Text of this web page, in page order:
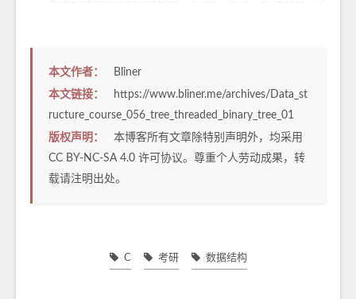
本文作者：
Bliner
本文链接：
https://www.bliner.me/archives/Data_st
ructure_course_056_tree_threaded_binary_tree_01
版权声明：
本博客所有文章除特别声明外，均采用
CC BY-NC-SA 4.0 许可协议。尊重个人劳动成果，转
载请注明出处。
C 考研 数据结构